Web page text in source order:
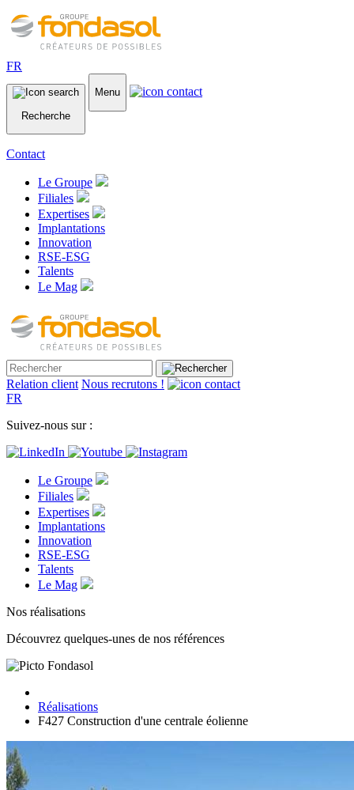
FR
Recherche
Menu
Contact
Le Groupe
Filiales
Expertises
Implantations
Innovation
RSE-ESG
Talents
Le Mag
Relation client Nous recrutons !
FR
Suivez-nous sur :
Le Groupe
Filiales
Expertises
Implantations
Innovation
RSE-ESG
Talents
Le Mag
Nos réalisations
Découvrez quelques-unes de nos références
Réalisations
F427 Construction d'une centrale éolienne